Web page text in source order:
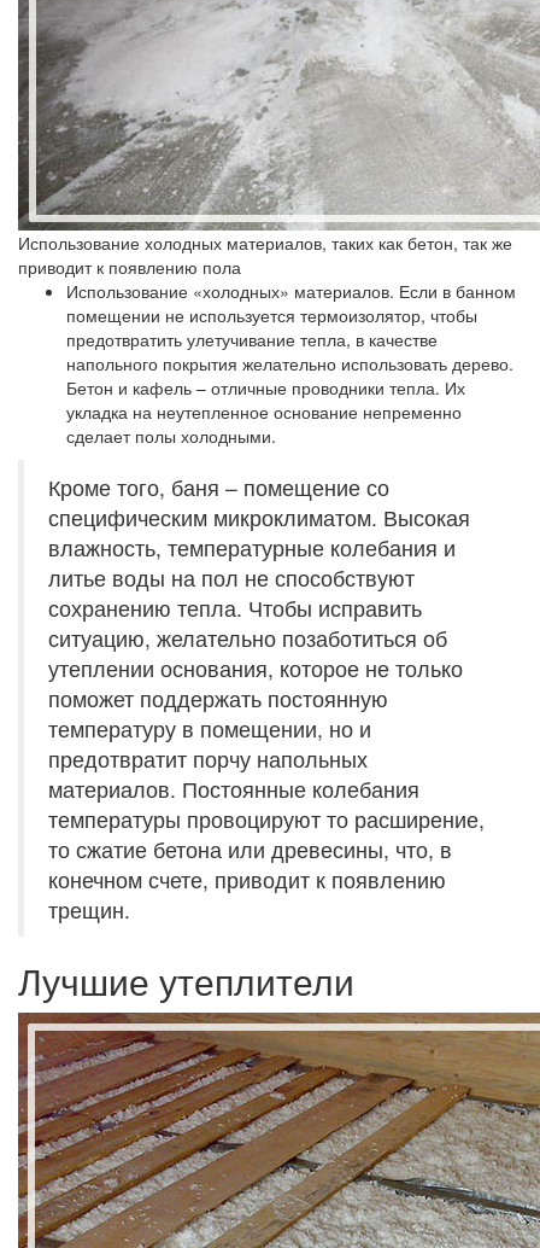
Использование холодных материалов, таких как бетон, так же
приводит к появлению пола
Использование «холодных» материалов. Если в банном
помещении не используется термоизолятор, чтобы
предотвратить улетучивание тепла, в качестве
напольного покрытия желательно использовать дерево.
Бетон и кафель – отличные проводники тепла. Их
укладка на неутепленное основание непременно
сделает полы холодными.
Кроме того, баня – помещение со
специфическим микроклиматом. Высокая
влажность, температурные колебания и
литье воды на пол не способствуют
сохранению тепла. Чтобы исправить
ситуацию, желательно позаботиться об
утеплении основания, которое не только
поможет поддержать постоянную
температуру в помещении, но и
предотвратит порчу напольных
материалов. Постоянные колебания
температуры провоцируют то расширение,
то сжатие бетона или древесины, что, в
конечном счете, приводит к появлению
трещин.
Лучшие утеплители